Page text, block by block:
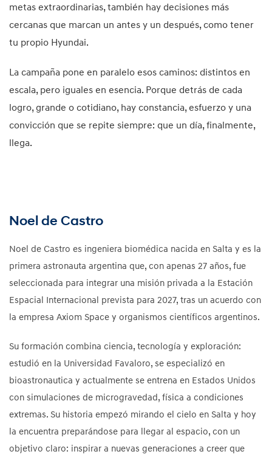
metas extraordinarias, también hay decisiones más
cercanas que marcan un antes y un después, como tener
tu propio Hyundai.
La campaña pone en paralelo esos caminos: distintos en
escala, pero iguales en esencia. Porque detrás de cada
logro, grande o cotidiano, hay constancia, esfuerzo y una
convicción que se repite siempre: que un día, finalmente,
llega.
Noel de Castro
Noel de Castro es ingeniera biomédica nacida en Salta y es la
primera astronauta argentina que, con apenas 27 años, fue
seleccionada para integrar una misión privada a la Estación
Espacial Internacional prevista para 2027, tras un acuerdo con
la empresa Axiom Space y organismos científicos argentinos.
Su formación combina ciencia, tecnología y exploración:
estudió en la Universidad Favaloro, se especializó en
bioastronautica y actualmente se entrena en Estados Unidos
con simulaciones de microgravedad, física a condiciones
extremas. Su historia empezó mirando el cielo en Salta y hoy
la encuentra preparándose para llegar al espacio, con un
objetivo claro: inspirar a nuevas generaciones a creer que